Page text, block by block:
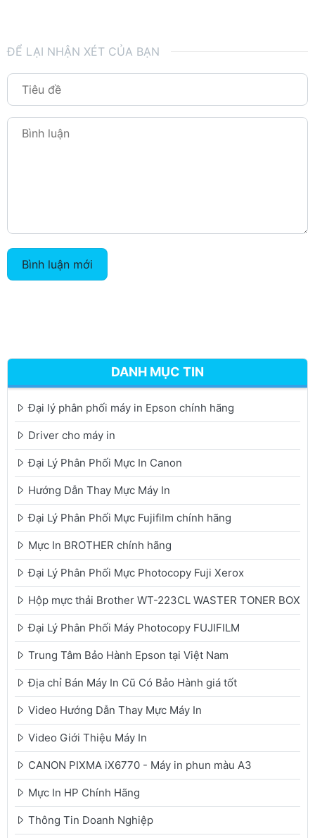
ĐỂ LẠI NHẬN XÉT CỦA BẠN
Bình luận mới
DANH MỤC TIN
Đại lý phân phối máy in Epson chính hãng
Driver cho máy in
Đại Lý Phân Phối Mực In Canon
Hướng Dẫn Thay Mực Máy In
Đại Lý Phân Phối Mực Fujifilm chính hãng
Mực In BROTHER chính hãng
Đại Lý Phân Phối Mực Photocopy Fuji Xerox
Hộp mực thải Brother WT-223CL WASTER TONER BOX
Đại Lý Phân Phối Máy Photocopy FUJIFILM
Trung Tâm Bảo Hành Epson tại Việt Nam
Địa chỉ Bán Máy In Cũ Có Bảo Hành giá tốt
Video Hướng Dẫn Thay Mực Máy In
Video Giới Thiệu Máy In
CANON PIXMA iX6770 - Máy in phun màu A3
Mực In HP Chính Hãng
Thông Tin Doanh Nghiệp